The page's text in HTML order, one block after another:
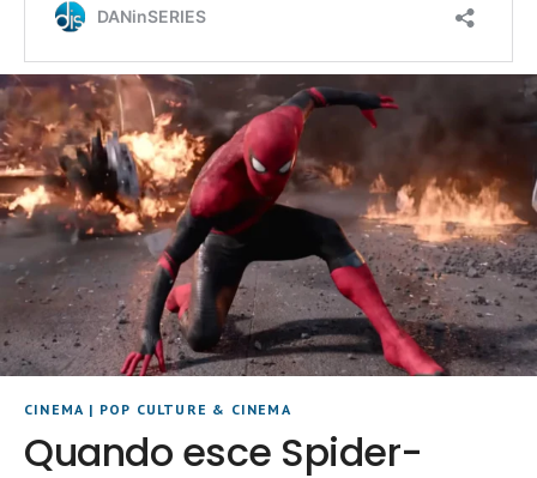
CINEMA | POP CULTURE & CINEMA
Quando esce Spider-